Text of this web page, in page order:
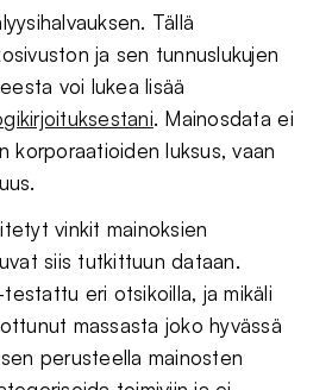
Tällä
ja sen tunnuslukujen
voi lukea lisää
. Mainosdata ei
korporaatioiden luksus, vaan
vinkit mainoksien
siis tutkittuun dataan.
eri otsikoilla, ja mikäli
massasta joko hyvässä
perusteella mainosten